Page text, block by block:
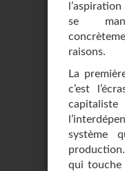
se
raisons.
La
c’est
système
qui touche